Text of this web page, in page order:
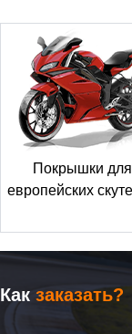
Покрышки для
европейских
Какзаказать?